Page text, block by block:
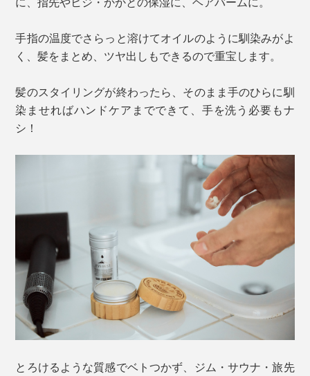
手指の温度でさらっと溶けてオイルのように馴染みがよ
く、髪をまとめ、ツヤ出しもできるので重宝します。
髪のスタイリングが終わったら、そのまま手のひらに馴
染ませればハンドケアまでできて、手を洗う必要もナ
シ！
とろけるような質感でベトつかず、ジム・サウナ・旅先